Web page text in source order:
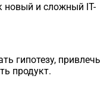
новый и сложный IT-
гипотезу, привлечь
продукт.